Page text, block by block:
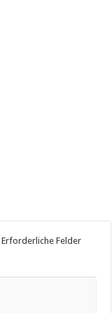
Erforderliche Felder